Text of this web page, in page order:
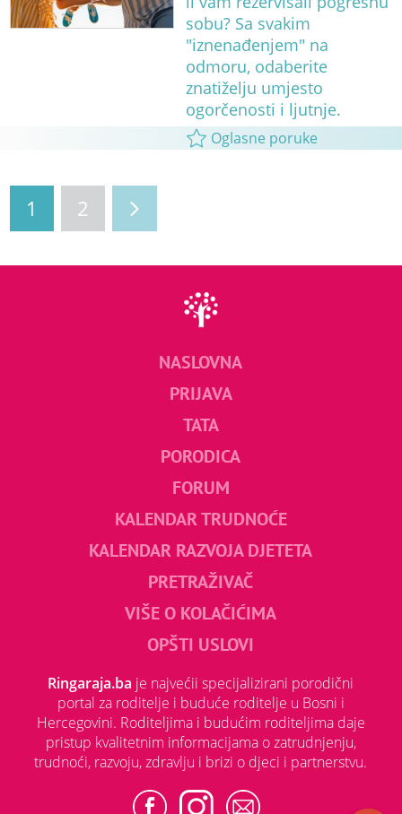
sobu? Sa svakim
"iznenađenjem" na
odmoru, odaberite
znatiželju umjesto
ogorčenosti i ljutnje.
Oglasne poruke
1 2
NASLOVNA
PRIJAVA
TATA
PORODICA
FORUM
KALENDAR TRUDNOĆE
KALENDAR RAZVOJA DJETETA
PRETRAŽIVAČ
VIŠE O KOLAČIĆIMA
OPŠTI USLOVI
Ringaraja.ba je najvećii specijalizirani porodični
portal za roditelje i buduće roditelje u Bosni i
Hercegovini. Roditeljima i budućim roditeljima daje
pristup kvalitetnim informacijama o zatrudnjenju,
trudnoći, razvoju, zdravlju i brizi o djeci i partnerstvu.